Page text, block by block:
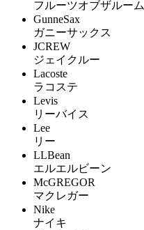
フルーツオブザルーム
GunneSax
ガニーサックス
JCREW
ジェイクルー
Lacoste
ラコステ
Levis
リーバイス
Lee
リー
LLBean
エルエルビーン
McGREGOR
マクレガー
Nike
ナイキ